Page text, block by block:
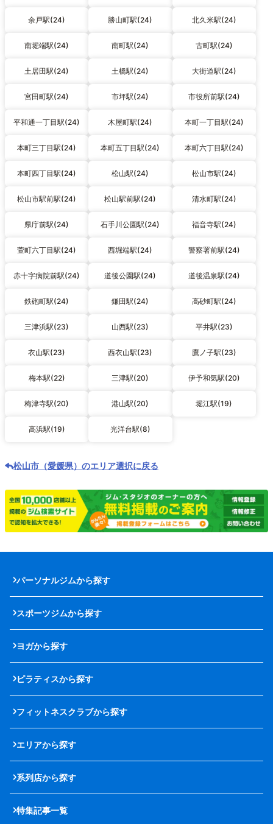
余戸駅(24) 勝山町駅(24) 北久米駅(24)
南堀端駅(24) 南町駅(24) 古町駅(24)
土居田駅(24) 土橋駅(24) 大街道駅(24)
宮田町駅(24) 市坪駅(24) 市役所前駅(24)
平和通一丁目駅(24) 木屋町駅(24) 本町一丁目駅(24)
本町三丁目駅(24) 本町五丁目駅(24) 本町六丁目駅(24)
本町四丁目駅(24) 松山駅(24) 松山市駅(24)
松山市駅前駅(24) 松山駅前駅(24) 清水町駅(24)
県庁前駅(24) 石手川公園駅(24) 福音寺駅(24)
萱町六丁目駅(24) 西堀端駅(24) 警察署前駅(24)
赤十字病院前駅(24) 道後公園駅(24) 道後温泉駅(24)
鉄砲町駅(24) 鎌田駅(24) 高砂町駅(24)
三津浜駅(23) 山西駅(23) 平井駅(23)
衣山駅(23) 西衣山駅(23) 鷹ノ子駅(23)
梅本駅(22) 三津駅(20) 伊予和気駅(20)
梅津寺駅(20) 港山駅(20) 堀江駅(19)
高浜駅(19) 光洋台駅(8)
松山市（愛媛県）のエリア選択に戻る
パーソナルジムから探す
スポーツジムから探す
ヨガから探す
ピラティスから探す
フィットネスクラブから探す
エリアから探す
系列店から探す
特集記事一覧